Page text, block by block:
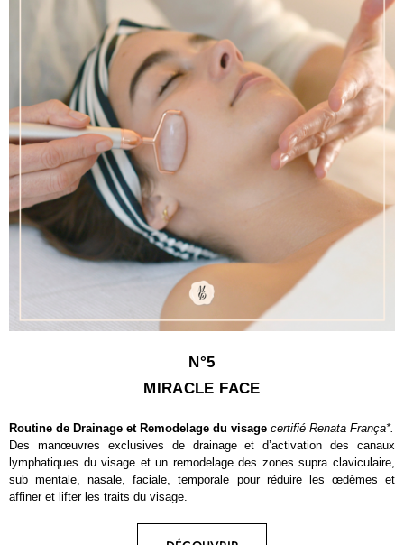
N°5
MIRACLE FACE
Routine de Drainage et Remodelage du visage certifié Renata França*.
Des
manœuvres exclusives de drainage et d’activation des canaux
lymphatiques du visage et un remodelage des zones supra claviculaire,
sub mentale, nasale, faciale, temporale pour réduire les œdèmes et
affiner et lifter les traits du visage.